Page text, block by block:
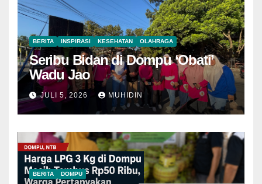
BERITA INSPIRASI KESEHATAN OLAHRAGA
Seribu Bidan di Dompu ‘Obati’
Wadu Jao
JULI 5, 2026 MUHIDIN
BERITA DOMPU